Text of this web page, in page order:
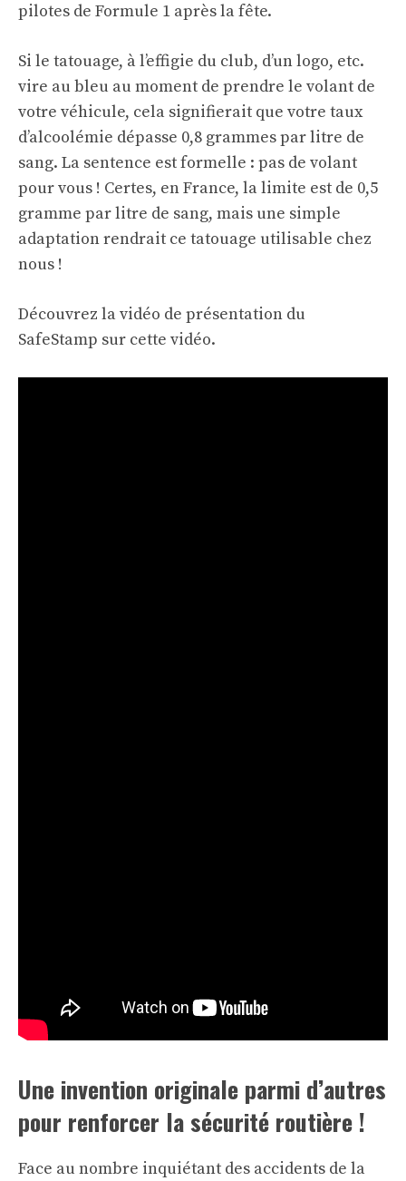
pilotes de Formule 1 après la fête.
Si le tatouage, à l’effigie du club, d’un logo, etc.
vire au bleu au moment de prendre le volant de
votre véhicule, cela signifierait que votre taux
d’alcoolémie dépasse 0,8 grammes par litre de
sang. La sentence est formelle : pas de volant
pour vous ! Certes, en France, la limite est de 0,5
gramme par litre de sang, mais une simple
adaptation rendrait ce tatouage utilisable chez
nous !
Découvrez la vidéo de présentation du
SafeStamp sur cette vidéo.
Une invention originale parmi d’autres
pour renforcer la sécurité routière !
Face au nombre inquiétant des accidents de la